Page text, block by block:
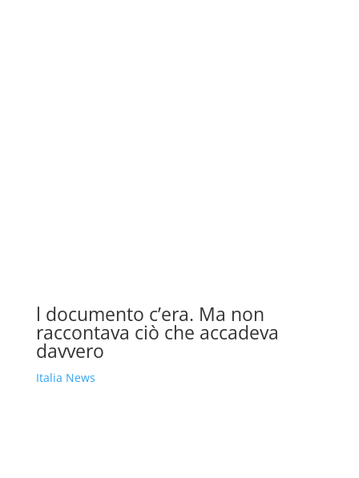
l documento c’era. Ma non
raccontava ciò che accadeva
davvero
Italia News